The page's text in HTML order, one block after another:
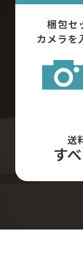
梱包セ
カメラを
送
す